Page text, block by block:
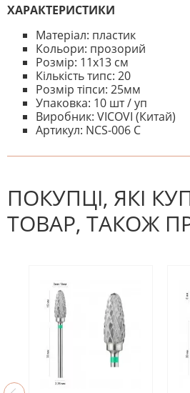
ХАРАКТЕРИСТИКИ
Матеріал: пластик
Кольори: прозорий
Розмір: 11х13 см
Кількість типс: 20
Розмір тіпси: 25мм
Упаковка: 10 шт / уп
Виробник: VICOVI (Китай)
Артикул: NCS-006 C
На даний час немає відгуків. Ви
ПОКУПЦІ, ЯКІ
ТОВАР, ТАКОЖ